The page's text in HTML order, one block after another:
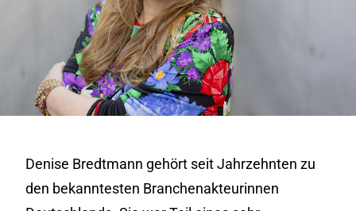
Denise Bredtmann gehört seit Jahrzehnten zu
den bekanntesten Branchenakteurinnen